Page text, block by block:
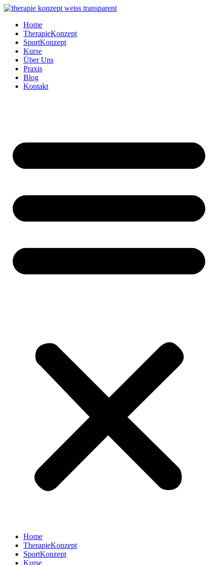
Zum
springenHome
TherapieKonzept
SportKonzept
Kurse
Über Uns
Praxis
Blog
Kontakt
Home
TherapieKonzept
SportKonzept
Kurse